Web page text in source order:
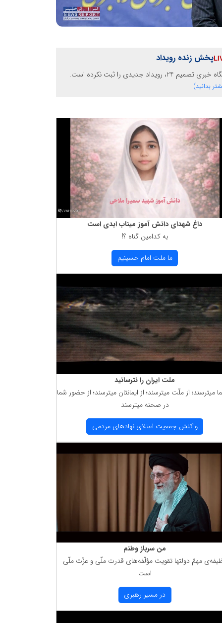
پخش زنده رویداد
تصمیم 24، رویداد جدیدی را ثبت نکرده است.
بدانید)
داغ شهدای دانش آموز میناب ابدی است
به كدامین گناه ؟!
ما ملت امام حسینیم
ملت ایران را نترسانید
میترسند؛ از ملّت میترسند؛ از ایمانتان میترسند؛ از حضور شما
در صحنه میترسند
واكنش جمعیت اعتلای نهادهای مردمی
من سرباز وطنم
مهمّ دولتها تقویت مؤلّفه‌های قدرت ملّی و عزّت ملّی
است
در مسیر رهبری